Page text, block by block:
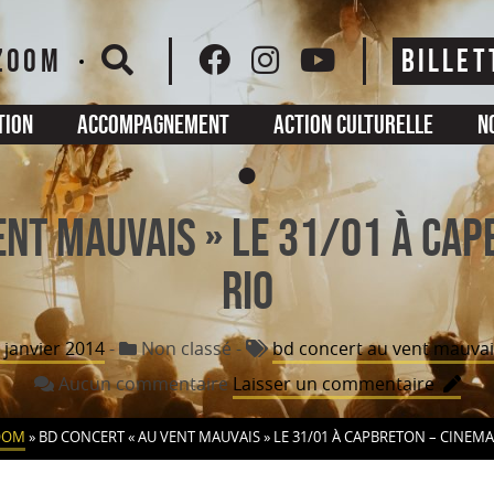
Accompagnement Action culturelle
MAUVAIS » le 31/01 à
RIO
janvier 2014- Non classé - bd concert au vent
Aucun commentaire Laisser un commentairesur
« AU
» BD CONCERT « AU VENT MAUVAIS » LE 31/01 À CAPBRETON –